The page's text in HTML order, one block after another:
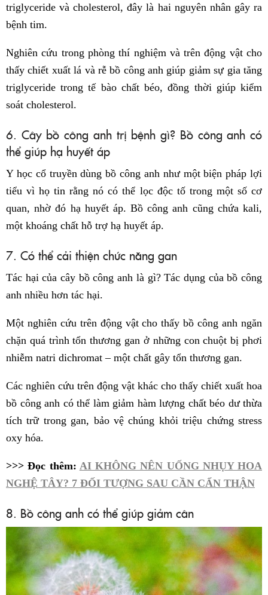
triglyceride và cholesterol, đây là hai nguyên nhân gây ra
bệnh tim.
Nghiên cứu trong phòng thí nghiệm và trên động vật cho
thấy chiết xuất lá và rễ bồ công anh giúp giảm sự gia tăng
triglyceride trong tế bào chất béo, đồng thời giúp kiểm
soát cholesterol.
6. Cây bồ công anh trị bệnh gì? Bồ công anh có
thể giúp hạ huyết áp
Y học cổ truyền dùng bồ công anh như một biện pháp lợi
tiểu vì họ tin rằng nó có thể lọc độc tố trong một số cơ
quan, nhờ đó hạ huyết áp. Bồ công anh cũng chứa kali,
một khoáng chất hỗ trợ hạ huyết áp.
7. Có thể cải thiện chức năng gan
Tác hại của cây bồ công anh là gì? Tác dụng của bồ công
anh nhiều hơn tác hại.
Một nghiên cứu trên động vật cho thấy bồ công anh ngăn
chặn quá trình tổn thương gan ở những con chuột bị phơi
nhiễm natri dichromat – một chất gây tổn thương gan.
Các nghiên cứu trên động vật khác cho thấy chiết xuất hoa
bồ công anh có thể làm giảm hàm lượng chất béo dư thừa
tích trữ trong gan, bảo vệ chúng khỏi triệu chứng stress
oxy hóa.
>>> Đọc thêm: AI KHÔNG NÊN UỐNG NHỤY HOA
NGHỆ TÂY? 7 ĐỐI TƯỢNG SAU CẦN CẨN THẬN
8. Bồ công anh có thể giúp giảm cân